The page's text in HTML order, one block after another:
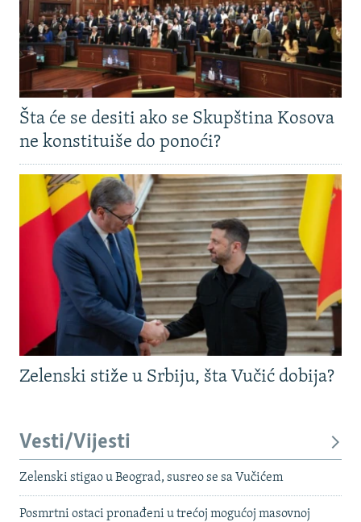
Šta će se desiti ako se Skupština Kosova
ne konstituiše do ponoći?
Zelenski stiže u Srbiju, šta Vučić dobija?
Vesti/Vijesti
Zelenski stigao u Beograd, susreo se sa Vučićem
Posmrtni ostaci pronađeni u trećoj mogućoj masovnoj